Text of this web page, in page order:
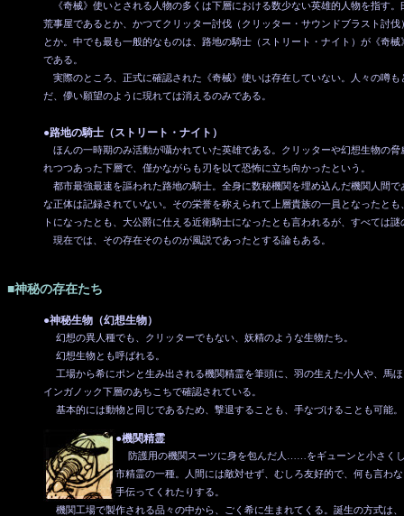
《奇械》使いとされる人物の多くは下層における数少ない英雄的人物を指す。
荒事屋であるとか、かつてクリッター討伐（クリッター・サウンドブラスト討
とか。中でも最も一般的なものは、路地の騎士（ストリート・ナイト）が《奇
である。
実際のところ、正式に確認された《奇械》使いは存在していない。人々の噂も
だ、儚い願望のように現れては消えるのみである。
●路地の騎士（ストリート・ナイト）
ほんの一時期のみ活動が囁かれていた英雄である。クリッターや幻想生物の脅
れつつあった下層で、僅かながらも刃を以て恐怖に立ち向かったという。
都市最強最速を謳われた路地の騎士。全身に数秘機関を埋め込んだ機関人間で
な正体は記録されていない。その栄誉を称えられて上層貴族の一員となったと
トになったとも、大公爵に仕える近衛騎士になったとも言われるが、すべては謎
現在では、その存在そのものが風説であったとする論もある。
■神秘の存在たち
●神秘生物（幻想生物）
幻想の異人種でも、クリッターでもない、妖精のような生物たち。
幻想生物とも呼ばれる。
工場から希にポンと生み出される機関精霊を筆頭に、羽の生えた小人や、馬
インガノック下層のあちこちで確認されている。
基本的には動物と同じであるため、撃退することも、手なづけることも可能。
●機関精霊
防護用の機関スーツに身を包んだ人……をギューンと小さく
市精霊の一種。人間には敵対せず、むしろ友好的で、何も言わ
手伝ってくれたりする。
機関工場で製作される品々の中から、ごく希に生まれてくる。誕生の方式は